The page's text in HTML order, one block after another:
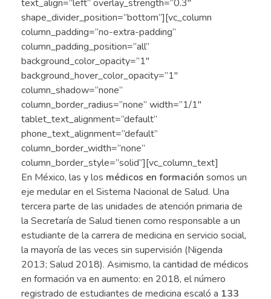
text_align=”left” overlay_strength=”0.3″
shape_divider_position=”bottom”][vc_column
column_padding=”no-extra-padding”
column_padding_position=”all”
background_color_opacity=”1″
background_hover_color_opacity=”1″
column_shadow=”none”
column_border_radius=”none” width=”1/1″
tablet_text_alignment=”default”
phone_text_alignment=”default”
column_border_width=”none”
column_border_style=”solid”][vc_column_text]
En México, las y los médicos en formación somos un
eje medular en el Sistema Nacional de Salud. Una
tercera parte de las unidades de atención primaria de
la Secretaría de Salud tienen como responsable a un
estudiante de la carrera de medicina en servicio social,
la mayoría de las veces sin supervisión (Nigenda
2013; Salud 2018). Asimismo, la cantidad de médicos
en formación va en aumento: en 2018, el número
registrado de estudiantes de medicina escaló a 133